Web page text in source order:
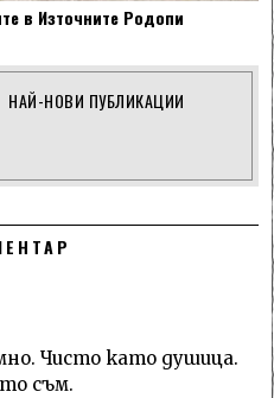
в Източните Родопи
НАЙ-НОВИ ПУБЛИКАЦИИ
Чисто като душица.
съм.